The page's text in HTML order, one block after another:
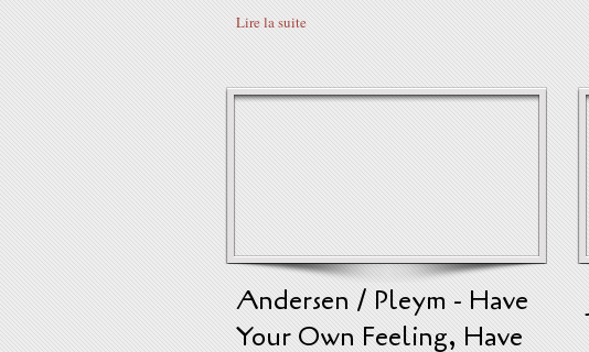
Lire la suite
Andersen / Pleym - Have
Your Own Feeling, Have